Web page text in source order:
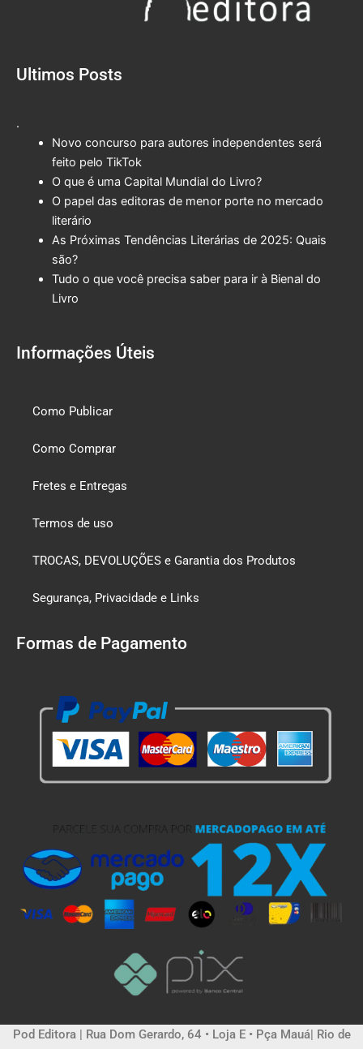
Ultimos Posts
.
Novo concurso para autores independentes será
feito pelo TikTok
O que é uma Capital Mundial do Livro?
O papel das editoras de menor porte no mercado
literário
As Próximas Tendências Literárias de 2025: Quais
são?
Tudo o que você precisa saber para ir à Bienal do
Livro
Informações Úteis
Como Publicar
Como Comprar
Fretes e Entregas
Termos de uso
TROCAS, DEVOLUÇÕES e Garantia dos Produtos
Segurança, Privacidade e Links
Formas de Pagamento
Pod Editora | Rua Dom Gerardo, 64 • Loja E • Pça Mauá| Rio de